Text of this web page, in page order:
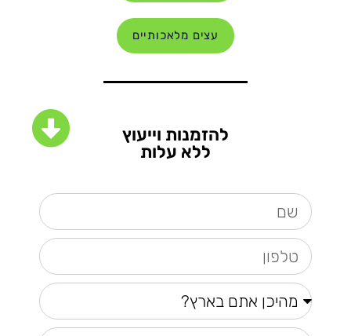
עצים מלאכותיים
להזמנות וייעוץ
ללא עלות